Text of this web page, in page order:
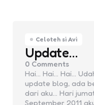
Celoteh si Avi
Update…
0 Comments
Hai… Hai… Hai…
update blog, ada
dari aku… Hari
September 2011